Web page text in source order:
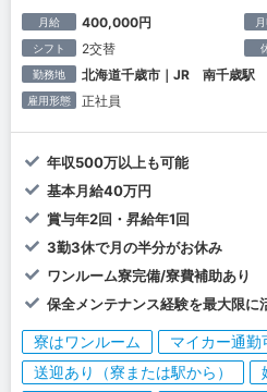
月給 400,000円
シフト 2交替
勤務地 北海道千歳市｜JR 南千歳駅
雇用形態 正社員
年収500万以上も可能
基本月給40万円
賞与年2回・昇給年1回
3勤3休で月の半分がお休み
ワンルーム寮完備/寮費補助あり
保全メンテナンス経験を最大限に
寮はワンルーム
マイカー通勤
送迎あり（寮または駅から）